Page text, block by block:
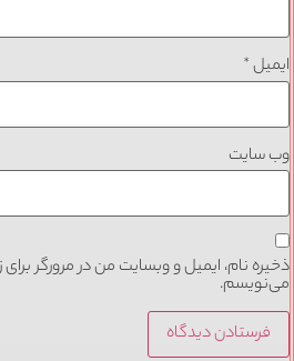
ایمیل*
وب‌ سایت
ذخیره نام، ایمیل و وبسایت من در مرورگر
می‌نویسم.